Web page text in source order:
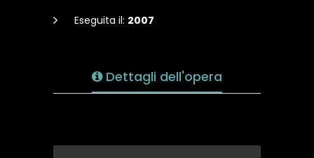
Eseguita il: 2007
Dettagli dell'opera